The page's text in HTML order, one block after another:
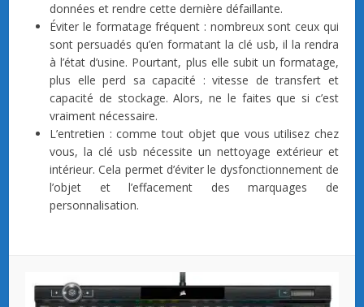
données et rendre cette dernière défaillante.
Éviter le formatage fréquent : nombreux sont ceux qui
sont persuadés qu’en formatant la clé usb, il la rendra
à l’état d’usine. Pourtant, plus elle subit un formatage,
plus elle perd sa capacité : vitesse de transfert et
capacité de stockage. Alors, ne le faites que si c’est
vraiment nécessaire.
L’entretien : comme tout objet que vous utilisez chez
vous, la clé usb nécessite un nettoyage extérieur et
intérieur. Cela permet d’éviter le dysfonctionnement de
l’objet et l’effacement des marquages de
personnalisation.